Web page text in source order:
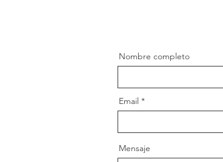
Nombre completo
Email
Mensaje